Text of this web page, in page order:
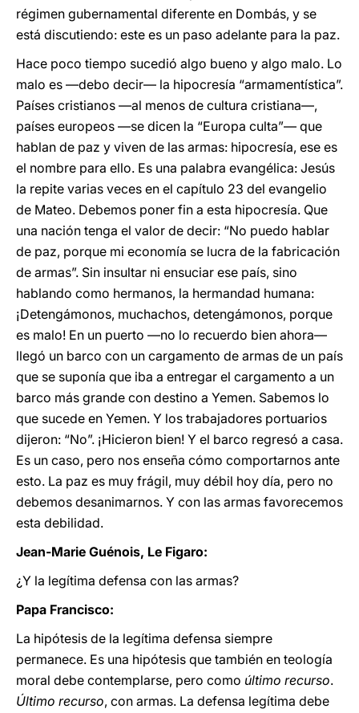
régimen gubernamental diferente en Dombás, y se
está discutiendo: este es un paso adelante para la paz.
Hace poco tiempo sucedió algo bueno y algo malo. Lo
malo es ―debo decir― la hipocresía “armamentística”.
Países cristianos ―al menos de cultura cristiana―,
países europeos ―se dicen la “Europa culta”― que
hablan de paz y viven de las armas: hipocresía, ese es
el nombre para ello. Es una palabra evangélica: Jesús
la repite varias veces en el capítulo 23 del evangelio
de Mateo. Debemos poner fin a esta hipocresía. Que
una nación tenga el valor de decir: “No puedo hablar
de paz, porque mi economía se lucra de la fabricación
de armas”. Sin insultar ni ensuciar ese país, sino
hablando como hermanos, la hermandad humana:
¡Detengámonos, muchachos, detengámonos, porque
es malo! En un puerto ―no lo recuerdo bien ahora―
llegó un barco con un cargamento de armas de un país
que se suponía que iba a entregar el cargamento a un
barco más grande con destino a Yemen. Sabemos lo
que sucede en Yemen. Y los trabajadores portuarios
dijeron: “No”. ¡Hicieron bien! Y el barco regresó a casa.
Es un caso, pero nos enseña cómo comportarnos ante
esto. La paz es muy frágil, muy débil hoy día, pero no
debemos desanimarnos. Y con las armas favorecemos
esta debilidad.
Jean-Marie Guénois, Le Figaro:
¿Y la legítima defensa con las armas?
Papa Francisco:
La hipótesis de la legítima defensa siempre
permanece. Es una hipótesis que también en teología
moral debe contemplarse, pero como último recurso.
Último recurso, con armas. La defensa legítima debe